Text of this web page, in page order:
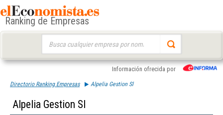
Ranking de Empresas
Información ofrecida por
Directorio Ranking Empresas Alpelia Gestion Sl
Alpelia Gestion Sl